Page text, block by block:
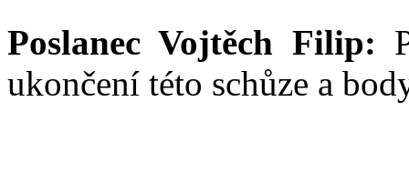
Poslanec Vojtěch Filip:
ukončení této schůze a